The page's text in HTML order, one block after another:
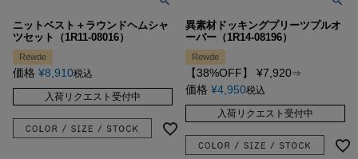
ニットベスト＋ラウンドヘムシャ
ツセット（1R11-08016）
Rewde
価格 ¥8,910税込
入荷リクエスト受付中
異素材ドッキングプリーツプルオ
ーバー（1R14-08196）
Rewde
【38%OFF】 ¥7,920⇒
価格 ¥4,950税込
入荷リクエスト受付中